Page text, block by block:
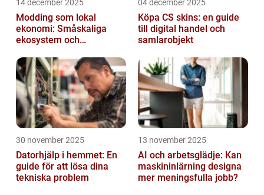
14 december 2025
Modding som lokal
ekonomi: Småskaliga
ekosystem och
04 december 2025
Köpa CS skins: en guide
till digital handel och
samlarobjekt
30 november 2025
Datorhjälp i hemmet: En
guide för att lösa dina
tekniska problem
13 november 2025
AI och arbetsglädje: Kan
maskininlärning designa
mer meningsfulla jobb?